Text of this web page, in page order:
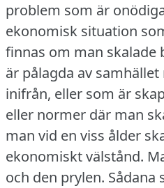
problem som är
ekonomisk situation
finnas om man skalade
är pålagda av
inifrån, eller som är
eller normer där man
man vid en viss ålder
ekonomiskt välstånd.
och den prylen. Sådana